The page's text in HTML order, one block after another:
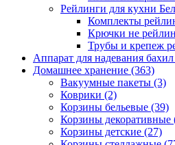
Рейлинги для кухни
Комплекты
Крючки не
Трубы и крепеж
Аппарат для надевания бахил
Домашнее хранение (363)
Вакуумные пакеты (3)
Коврики (2)
Корзины бельевые (39)
Корзины декоративные
Корзины детские (27)